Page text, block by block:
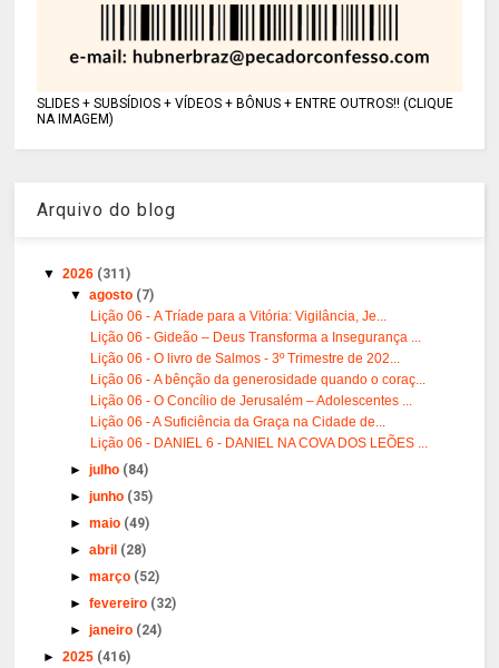
SLIDES + SUBSÍDIOS + VÍDEOS + BÔNUS + ENTRE OUTROS!! (CLIQUE
NA IMAGEM)
Arquivo do blog
▼2026 (311)
▼agosto (7)
Lição 06 - A Tríade para a Vitória: Vigilância, Je...
Lição 06 - Gideão – Deus Transforma a Insegurança ...
Lição 06 - O livro de Salmos - 3º Trimestre de 202...
Lição 06 - A bênção da generosidade quando o coraç...
Lição 06 - O Concílio de Jerusalém – Adolescentes ...
Lição 06 - A Suficiência da Graça na Cidade de...
Lição 06 - DANIEL 6 - DANIEL NA COVA DOS LEÕES ...
►julho (84)
►junho (35)
►maio (49)
►abril (28)
►março (52)
►fevereiro (32)
►janeiro (24)
►2025 (416)